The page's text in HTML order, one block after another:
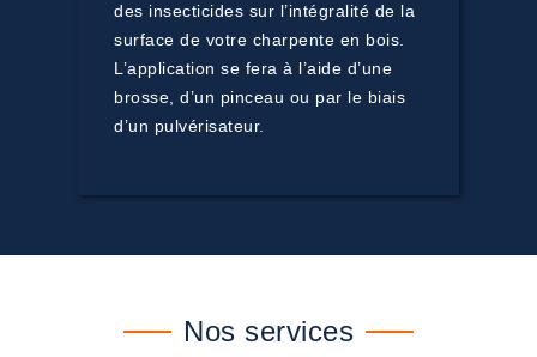
des insecticides sur l’intégralité de la
surface de votre charpente en bois.
L’application se fera à l’aide d’une
brosse, d’un pinceau ou par le biais
d’un pulvérisateur.
Nos services